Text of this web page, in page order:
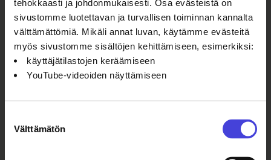
tehokkaasti ja johdonmukaisesti. Osa evästeistä on
sivustomme luotettavan ja turvallisen toiminnan kannalta
välttämättömiä. Mikäli annat luvan, käytämme evästeitä
myös sivustomme sisältöjen kehittämiseen, esimerkiksi:
käyttäjätilastojen keräämiseen
YouTube-videoiden näyttämiseen
valinta
Välttämätön
Iin Työväentalo, Pappilantie 1,